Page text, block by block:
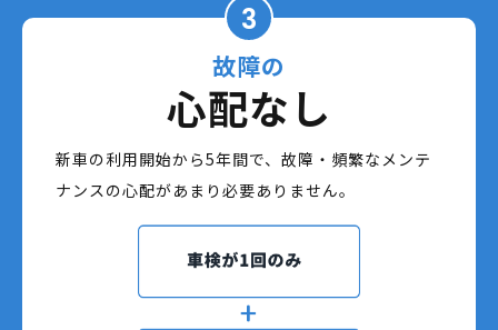
3
故障の
心配なし
新車の利用開始から5年間で、故障・頻繁なメンテ
ナンスの心配があまり必要ありません。